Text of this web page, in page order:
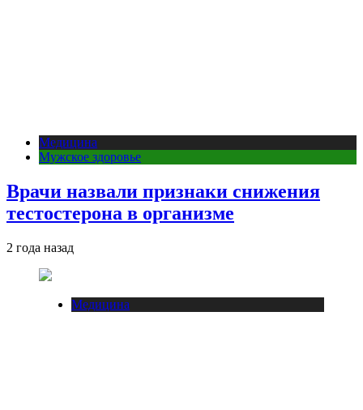
Медицина
Мужское здоровье
Врачи назвали признаки снижения
тестостерона в организме
2 года назад
Медицина